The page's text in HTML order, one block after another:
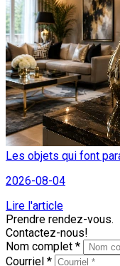
Les objets qui font
2026-08-04
Lire l'article
Prendre rendez-vous.
Contactez-nous!
Nom complet *
Courriel *